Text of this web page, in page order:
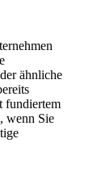
ähnliche
fundiertem
wenn Sie